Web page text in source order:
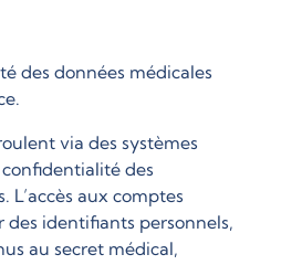
des données médicales
via des systèmes
des
L’accès aux comptes
identifiants personnels,
au secret médical,